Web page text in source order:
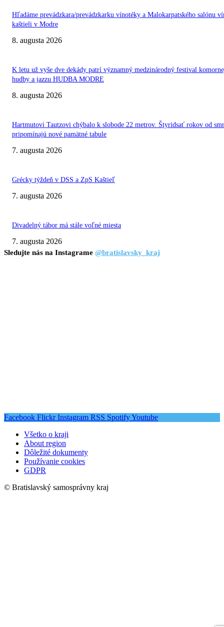
Hľadáme prevádzkara/prevádzkarku vínotéky a Malokarpatského salónu
kaštieli v Modre
8. augusta 2026
K letu už vyše dve dekády patrí významný medzinárodný festival
hudby a jazzu HUDBA MODRE
8. augusta 2026
Hartmutovi Tautzovi chýbalo k slobode 22 metrov. Štyridsať rokov od
pripomínajú nové pamätné tabule
7. augusta 2026
Grécky týždeň v DSS a ZpS Kaštieľ
7. augusta 2026
Divadelný tábor má stále voľné miesta
7. augusta 2026
Sledujte nás na Instagrame @bratislavsky_kraj
Facebook Flickr Instagram RSS SpotifyYoutube
Všetko o kraji
About region
Dôležité dokumenty
Používanie cookies
GDPR
© Bratislavský samosprávny kraj